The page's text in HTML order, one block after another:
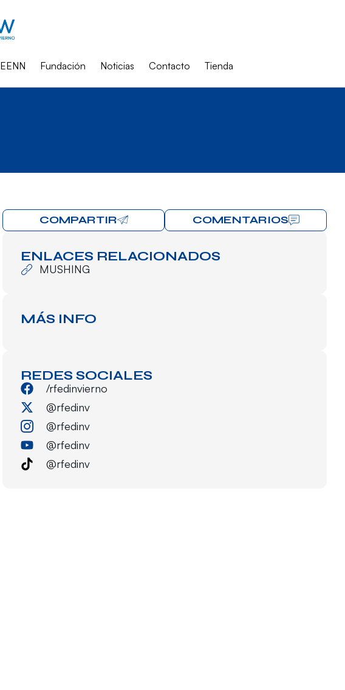
EENN Fundación Noticias Contacto Tienda
COMPARTIR COMENTARIOS
ENLACES RELACIONADOS
MUSHING
MÁS INFO
REDES SOCIALES
/rfedinvierno
@rfedinv
@rfedinv
@rfedinv
@rfedinv